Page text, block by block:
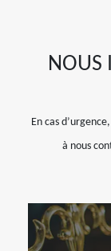
NOUS
En cas
à nous